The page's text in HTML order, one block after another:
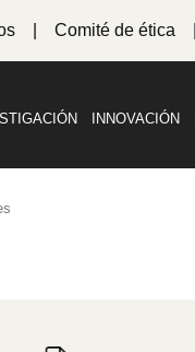
Comité de ética
INNOVACIÓN